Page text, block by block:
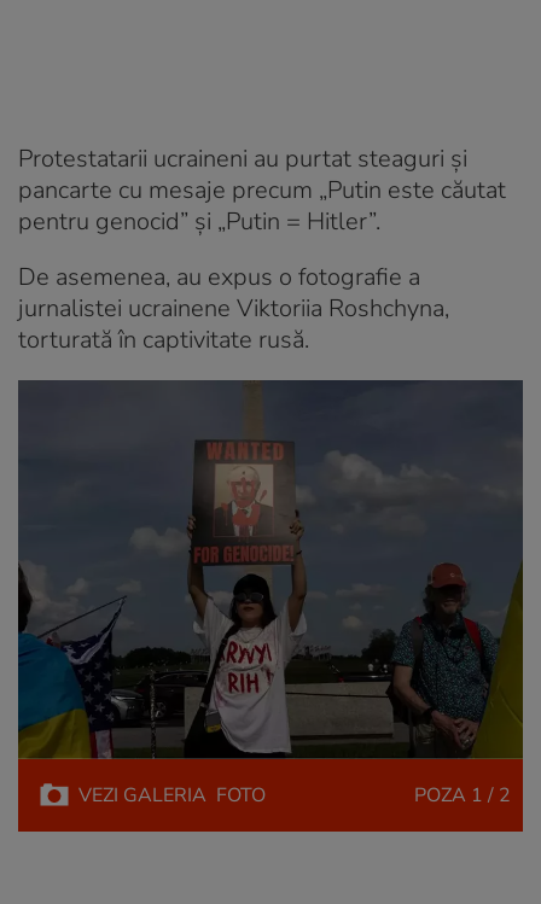
Protestatarii ucraineni au purtat steaguri și
pancarte cu mesaje precum „Putin este căutat
pentru genocid” și „Putin = Hitler”.
De asemenea, au expus o fotografie a
jurnalistei ucrainene Viktoriia Roshchyna,
torturată în captivitate rusă.
VEZI GALERIA FOTO POZA 1 / 2